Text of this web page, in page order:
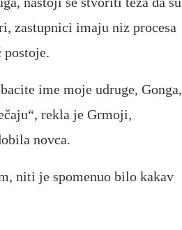
zastupnici imaju niz procesa
postoje.
ime moje udruge, Gonga,
rekla je Grmoji,
novca.
niti je spomenuo bilo kakav